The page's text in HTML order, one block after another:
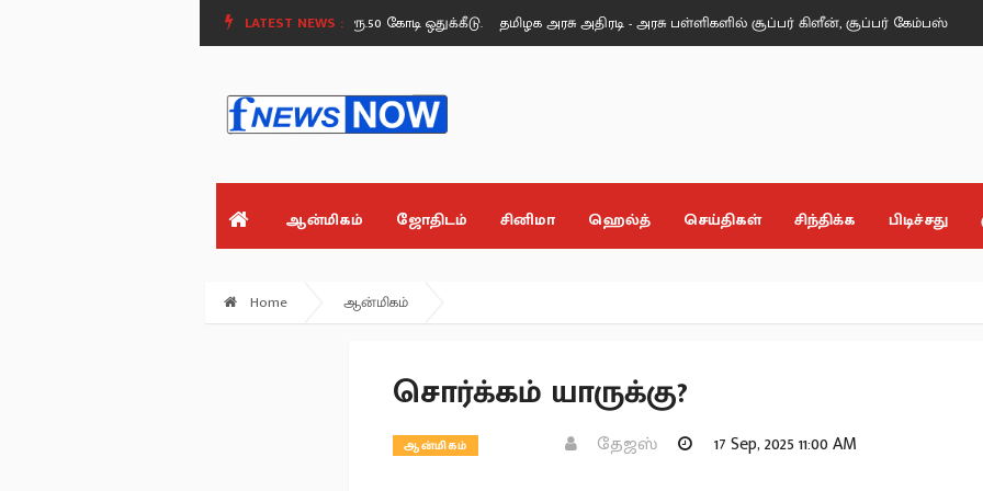
LATEST NEWS :
வீரர்களுக்கு ஜாக்பாட் - தமிழக பட்ஜெட்டில் ரூ.50 கோடி ஒதுக்கீடு. தமிழக அரசு அதிரடி - அரசு பள்ளிகளில் சூப்பர் கிளீன், சூப்பர் கேம்பஸ் திட்டம்!.
ஆன்மிகம் ஜோதிடம் சினிமா ஹெல்த் செய்திகள் சிந்திக்க பிடிச்சது
Home ஆன்மிகம்
சொர்க்கம் யாருக்கு?
ஆன்மிகம் தேஜஸ் 17 Sep, 2025 11:00 AM